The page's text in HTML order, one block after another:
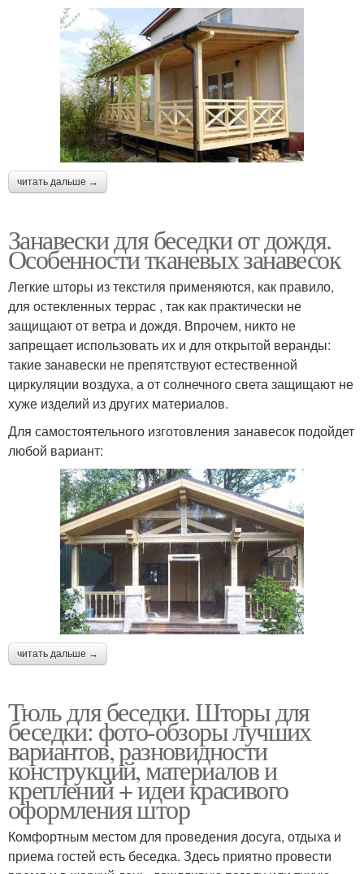
читать дальше →
Занавески для беседки от дождя.
Особенности тканевых занавесок
Легкие шторы из текстиля применяются, как правило,
для остекленных террас , так как практически не
защищают от ветра и дождя. Впрочем, никто не
запрещает использовать их и для открытой веранды:
такие занавески не препятствуют естественной
циркуляции воздуха, а от солнечного света защищают не
хуже изделий из других материалов.
Для самостоятельного изготовления занавесок подойдет
любой вариант:
читать дальше →
Тюль для беседки. Шторы для
беседки: фото-обзоры лучших
вариантов, разновидности
конструкций, материалов и
креплений + идеи красивого
оформления штор
Комфортным местом для проведения досуга, отдыха и
приема гостей есть беседка. Здесь приятно провести